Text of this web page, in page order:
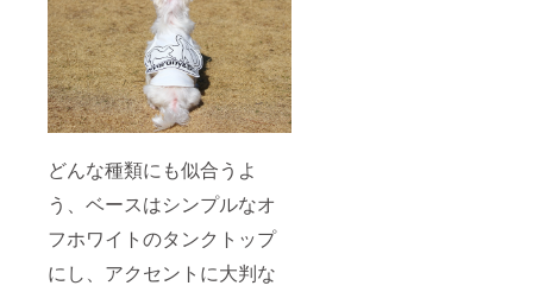
どんな種類にも似合うよ
う、ベースはシンプルなオ
フホワイトのタンクトップ
にし、アクセントに大判な